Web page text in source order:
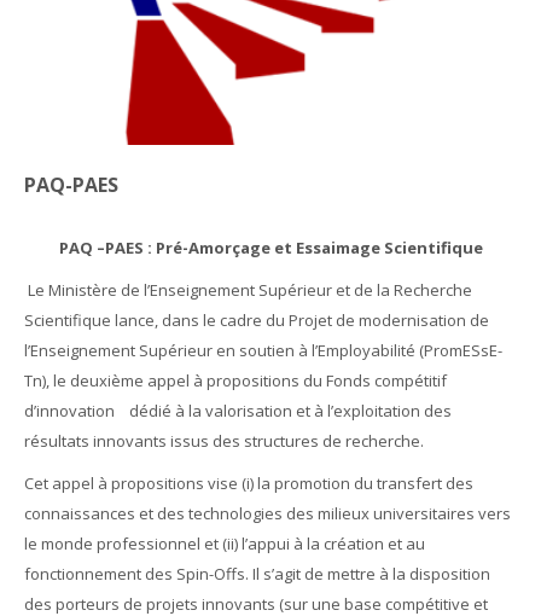
PAQ-PAES
PAQ –PAES : Pré-Amorçage et Essaimage Scientifique
Le Ministère de l’Enseignement Supérieur et de la Recherche
Scientifique lance, dans le cadre du Projet de modernisation de
l’Enseignement Supérieur en soutien à l’Employabilité (PromESsE-
Tn), le deuxième appel à propositions du Fonds compétitif
d’innovation dédié à la valorisation et à l’exploitation des
résultats innovants issus des structures de recherche.
Cet appel à propositions vise (i) la promotion du transfert des
connaissances et des technologies des milieux universitaires vers
le monde professionnel et (ii) l’appui à la création et au
fonctionnement des Spin-Offs. Il s’agit de mettre à la disposition
des porteurs de projets innovants (sur une base compétitive et